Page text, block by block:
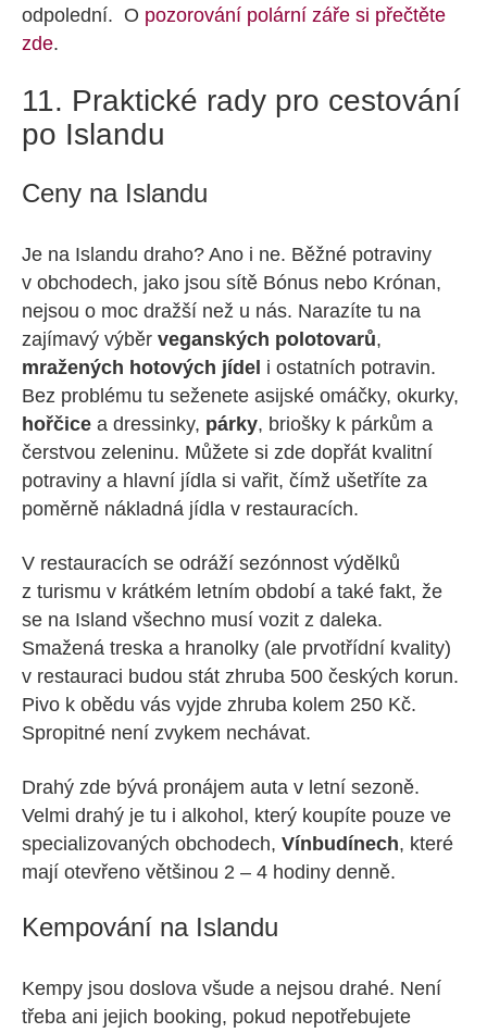
odpolední. O pozorování polární záře si přečtěte
zde.
11. Praktické rady pro cestování
po Islandu
Ceny na Islandu
Je na Islandu draho? Ano i ne. Běžné potraviny
v obchodech, jako jsou sítě Bónus nebo Krónan,
nejsou o moc dražší než u nás. Narazíte tu na
zajímavý výběr veganských polotovarů,
mražených hotových jídel i ostatních potravin.
Bez problému tu seženete asijské omáčky, okurky,
hořčice a dressinky, párky, briošky k párkům a
čerstvou zeleninu. Můžete si zde dopřát kvalitní
potraviny a hlavní jídla si vařit, čímž ušetříte za
poměrně nákladná jídla v restauracích.
V restauracích se odráží sezónnost výdělků
z turismu v krátkém letním období a také fakt, že
se na Island všechno musí vozit z daleka.
Smažená treska a hranolky (ale prvotřídní kvality)
v restauraci budou stát zhruba 500 českých korun.
Pivo k obědu vás vyjde zhruba kolem 250 Kč.
Spropitné není zvykem nechávat.
Drahý zde bývá pronájem auta v letní sezoně.
Velmi drahý je tu i alkohol, který koupíte pouze ve
specializovaných obchodech, Vínbudínech, které
mají otevřeno většinou 2 – 4 hodiny denně.
Kempování na Islandu
Kempy jsou doslova všude a nejsou drahé. Není
třeba ani jejich booking, pokud nepotřebujete